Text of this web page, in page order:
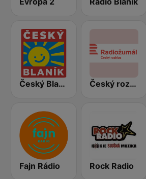
Český Blaník Český rozhlas Radiožurnál
Fajn Rádio Rock Radio